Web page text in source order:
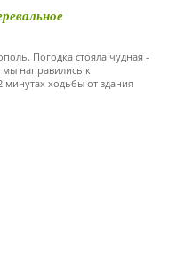
Погодка стояла чудная -
мы направились к
минутах ходьбы от здания